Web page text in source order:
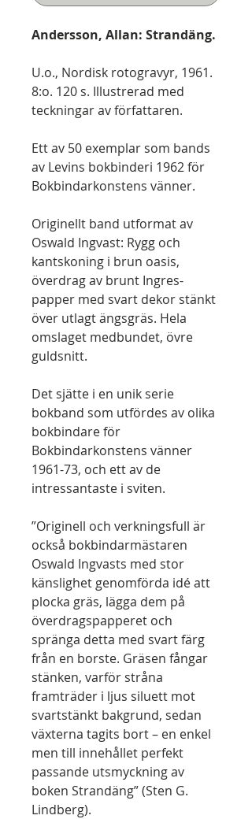
Andersson, Allan: Strandäng.
U.o., Nordisk rotogravyr, 1961.
8:o. 120 s. Illustrerad med
teckningar av författaren.
Ett av 50 exemplar som bands
av Levins bokbinderi 1962 för
Bokbindarkonstens vänner.
Originellt band utformat av
Oswald Ingvast: Rygg och
kantskoning i brun oasis,
överdrag av brunt Ingres-
papper med svart dekor stänkt
över utlagt ängsgräs. Hela
omslaget medbundet, övre
guldsnitt.
Det sjätte i en unik serie
bokband som utfördes av olika
bokbindare för
Bokbindarkonstens vänner
1961-73, och ett av de
intressantaste i sviten.
”Originell och verkningsfull är
också bokbindarmästaren
Oswald Ingvasts med stor
känslighet genomförda idé att
plocka gräs, lägga dem på
överdragspapperet och
spränga detta med svart färg
från en borste. Gräsen fångar
stänken, varför stråna
framträder i ljus siluett mot
svartstänkt bakgrund, sedan
växterna tagits bort – en enkel
men till innehållet perfekt
passande utsmyckning av
boken Strandäng” (Sten G.
Lindberg).